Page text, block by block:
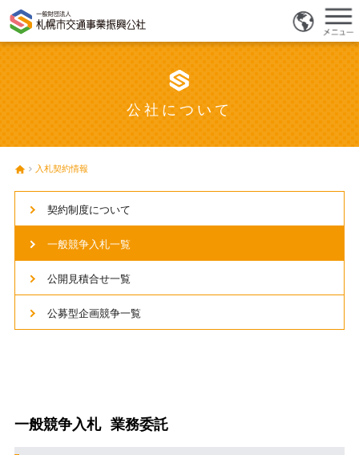
公社について
入札契約情報
契約制度について
一般競争入札一覧
公開見積合せ一覧
公募型企画競争一覧
一般競争入札 業務委託